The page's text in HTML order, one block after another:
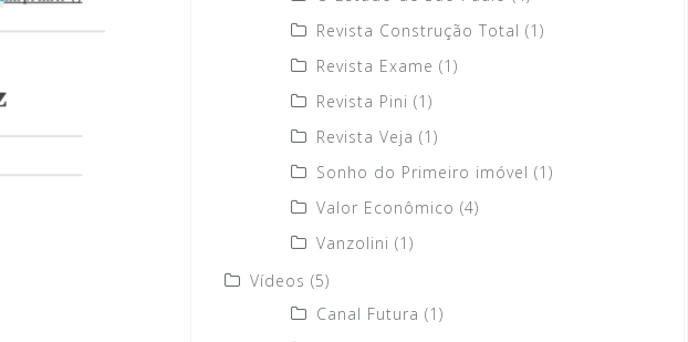
Revista Construção Total (1)
Revista Exame (1)
Revista Pini (1)
Revista Veja (1)
Sonho do Primeiro imóvel (1)
Valor Econômico (4)
Vanzolini (1)
Vídeos (5)
Canal Futura (1)